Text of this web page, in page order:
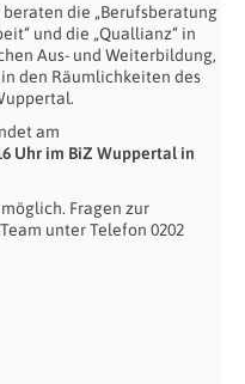
die „Berufsberatung
und die „Quallianz“ in
Aus- und Weiterbildung,
den Räumlichkeiten des
am
Uhr im BiZ Wuppertal in
Fragen zur
unter Telefon 0202